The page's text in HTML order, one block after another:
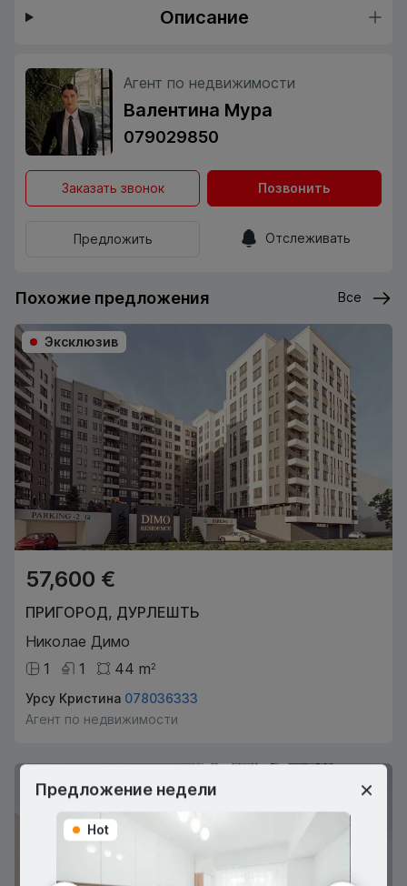
Описание
Агент по недвижимости
Валентина Мура
079029850
Заказать звонок Позвонить
Предложить Отслеживать
Похожие предложения Все
Эксклюзив
57,600 €
ПРИГОРОД, ДУРЛЕШТЬ
Николае Димо
1
1 44 m2
Урсу Кристина 078036333
Агент по недвижимости
Предложение недели
Hot